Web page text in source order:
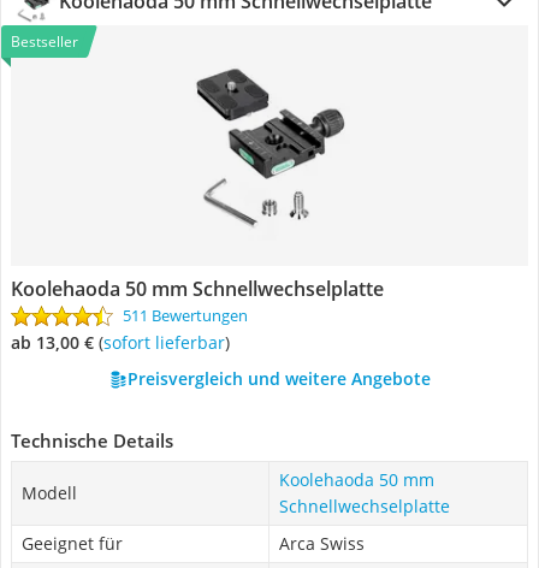
Bestseller
Koolehaoda 50 mm Schnellwechselplatte
511 Bewertungen
ab 13,00 € ( Sofort lieferbar)
Preisvergleich und weitere Angebote
Technische Details
Modell
Koolehaoda 50 mm
Schnellwechselplatte
Geeignet für
Arca Swiss